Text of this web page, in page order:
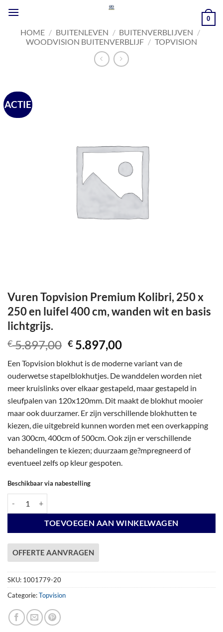
naar
inhoud
0
HOME / BUITENLEVEN / BUITENVERBLIJVEN /
WOODVISION BUITENVERBLIJF / TOPVISION
ACTIE
Vuren Topvision Premium Kolibri, 250 x
250 en luifel 400 cm, wanden wit en basis
lichtgrijs.
€5.897,00 Oorspronkelijke
was:
€ 5.897,00.
€ 5.897,00Huidige
is:
€ 5.897,00.
Een Topvision blokhut is de moderne variant van de
ouderwetse stapelblokhutjes. De wanddelen worden niet
meer kruislinks over elkaar gestapeld, maar gestapeld in
sleufpalen van 120x120mm. Dit maakt de blokhut mooier
maar ook duurzamer. Er zijn verschillende blokhutten te
kiezen, die uitgebreid kunnen worden met een overkapping
van 300cm, 400cm of 500cm. Ook zijn er verschillende
behandelingen te kiezen; duurzaam ge?mpregneerd of
eventueel zelfs op kleur gespoten.
Beschikbaar via nabestelling
TOEVOEGEN AAN WINKELWAGEN
OFFERTE AANVRAGEN
SKU: 1001779-20
Categorie:Topvision